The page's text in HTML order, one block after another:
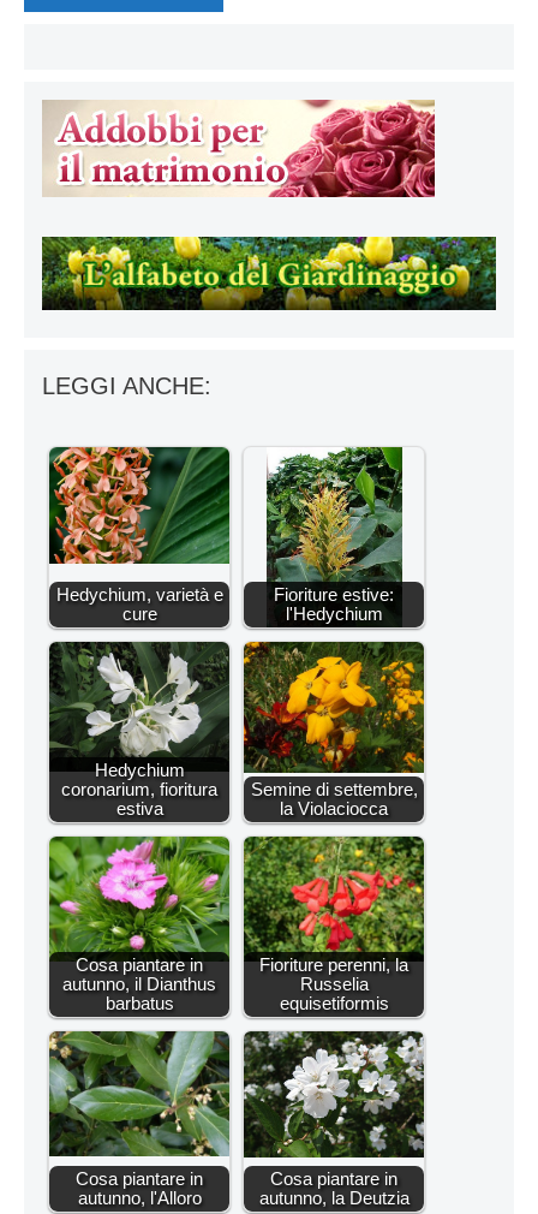
LEGGI ANCHE:
Hedychium, varietà e
cure
Fioriture estive:
l'Hedychium
Hedychium
coronarium, fioritura
estiva
Semine di settembre,
la Violaciocca
Cosa piantare in
autunno, il Dianthus
barbatus
Fioriture perenni, la
Russelia
equisetiformis
Cosa piantare in
autunno, l'Alloro
Cosa piantare in
autunno, la Deutzia